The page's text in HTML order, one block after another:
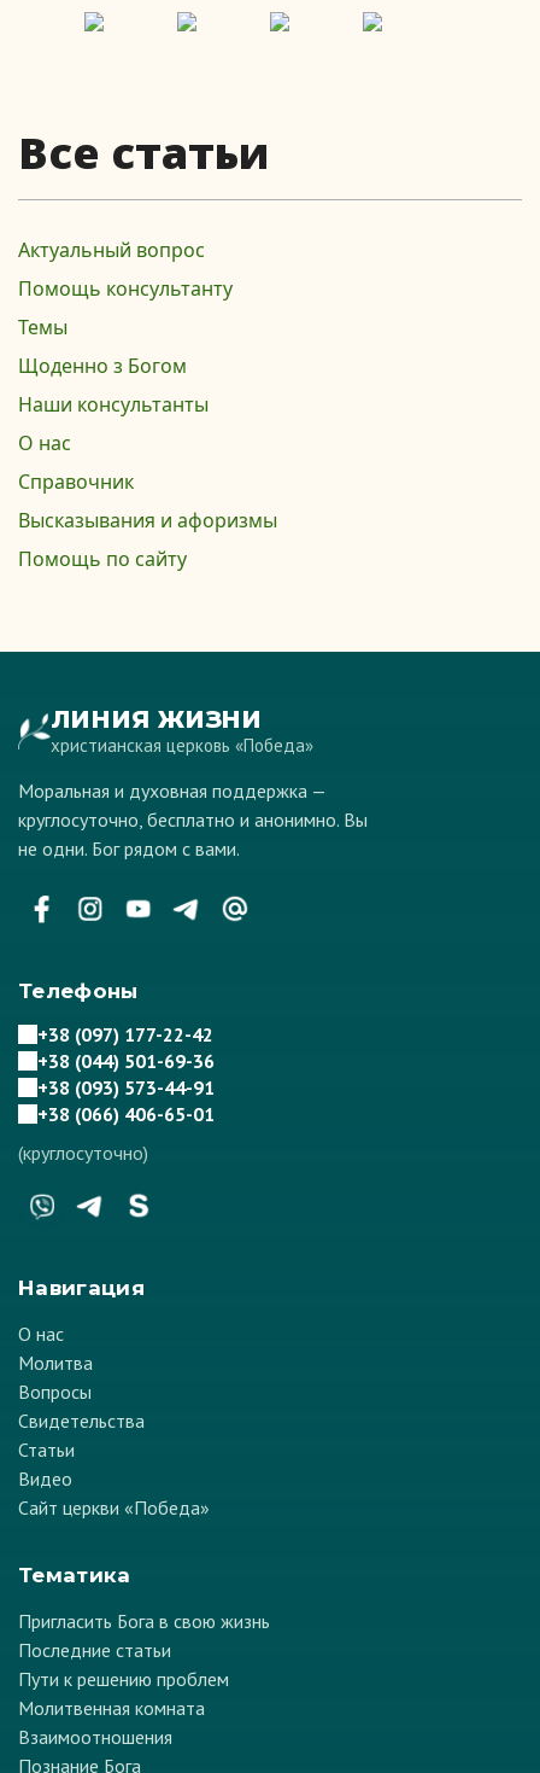
Все статьи
Актуальный вопрос
Помощь консультанту
Темы
Щоденно з Богом
Наши консультанты
О нас
Справочник
Высказывания и афоризмы
Помощь по сайту
ЛИНИЯ ЖИЗНИ
христианская церковь «Победа»
Моральная и духовная поддержка —
круглосуточно, бесплатно и анонимно. Вы
не одни. Бог рядом с вами.
Телефоны
+38 (097) 177-22-42
+38 (044) 501-69-36
+38 (093) 573-44-91
+38 (066) 406-65-01
(круглосуточно)
Навигация
О нас
Молитва
Вопросы
Свидетельства
Статьи
Видео
Сайт церкви «Победа»
Тематика
Пригласить Бога в свою жизнь
Последние статьи
Пути к решению проблем
Молитвенная комната
Взаимоотношения
Познание Бога